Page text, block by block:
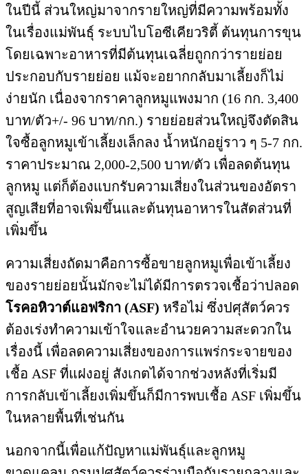
ในปีนี้ ส่วนใหญ่มาจากรายใหญ่ที่มีความพร้อมทั้ง
ในเรื่องแม่พันธุ์ ระบบไบโอซีเคียวริตี้ ต้นทุนการขุน
โดยเฉพาะอาหารที่มีต้นทุนเฉลี่ยถูกกว่ารายย่อย
ประกอบกับรายย่อย แม้จะอยากกลับมาเลี้ยงก็ไม่
ง่ายนัก เนื่องจากราคาลูกหมูแพงมาก (16 กก. 3,400
บาท/ตัว+/- 96 บาท/กก.) รายย่อยส่วนใหญ่จึงตัดสิน
ใจซื้อลูกหมูเข้าเลี้ยงเล็กลง น้ำหนักอยู่ราว ๆ 5-7 กก.
ราคาประมาณ 2,000-2,500 บาท/ตัว เพื่อลดต้นทุน
ลูกหมู แต่ก็ต้องแบกรับความเสี่ยงในส่วนของอัตรา
สูญเสียที่อาจเพิ่มขึ้นและต้นทุนอาหารในสัดส่วนที่
เพิ่มขึ้น
ความเสี่ยงถัดมาคือการซื้อขายลูกหมูเพื่อเข้าเลี้ยง
ของรายย่อยนั้นมักจะไม่ได้มีการตรวจเชื้อว่าปลอด
โรคอหิวาต์แอฟริกา (ASF) หรือไม่ ซึ่งปศุสัตว์ควร
ต้องเร่งทำความเข้าใจและอำนวยความสะดวกใน
เรื่องนี้ เพื่อลดความเสี่ยงของการแพร่กระจายของ
เชื้อ ASF ที่แฝงอยู่ สังเกตได้จากช่วงหลังที่เริ่มมี
การกลับเข้าเลี้ยงเพิ่มขึ้นก็มีการพบเชื้อ ASF เพิ่มขึ้น
ในหลายพื้นที่เช่นกัน
นอกจากนี้เพื่อแก้ปัญหาแม่พันธุ์และลูกหมู